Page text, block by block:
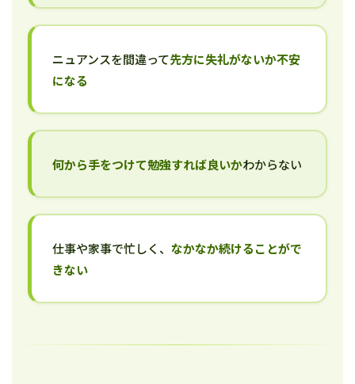
ニュアンスを間違って先方に失礼がないか不安
になる
何から手をつけて勉強すれば良いかわからない
仕事や家事で忙しく、 なかなか続けることがで
きない